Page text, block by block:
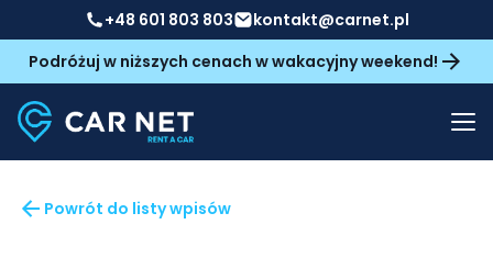
+48 601 803 803
kontakt@carnet.pl
Podróżuj w niższych cenach w wakacyjny weekend!
Powrót do listy wpisów